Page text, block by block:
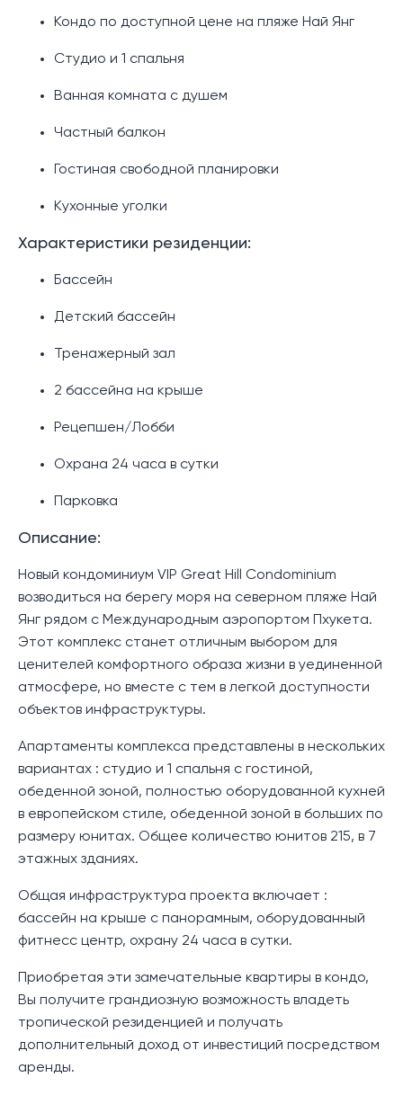
Кондо по доступной цене на пляже Най Янг
Студио и 1 спальня
Ванная комната с душем
Частный балкон
Гостиная свободной планировки
Кухонные уголки
Характеристики резиденции:
Бассейн
Детский бассейн
Тренажерный зал
2 бассейна на крыше
Рецепшен/Лобби
Охрана 24 часа в сутки
Парковка
Описание:
Новый кондоминиум VIP Great Hill Condominium
возводиться на берегу моря на северном пляже Най
Янг рядом с Международным аэропортом Пхукета.
Этот комплекс станет отличным выбором для
ценителей комфортного образа жизни в уединенной
атмосфере, но вместе с тем в легкой доступности
объектов инфраструктуры.
Апартаменты комплекса представлены в нескольких
вариантах : студио и 1 спальня с гостиной,
обеденной зоной, полностью оборудованной кухней
в европейском стиле, обеденной зоной в больших по
размеру юнитах. Общее количество юнитов 215, в 7
этажных зданиях.
Общая инфраструктура проекта включает :
бассейн на крыше с панорамным, оборудованный
фитнесс центр, охрану 24 часа в сутки.
Приобретая эти замечательные квартиры в кондо,
Вы получите грандиозную возможность владеть
тропической резиденцией и получать
дополнительный доход от инвестиций посредством
аренды.